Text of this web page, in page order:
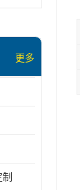
更多